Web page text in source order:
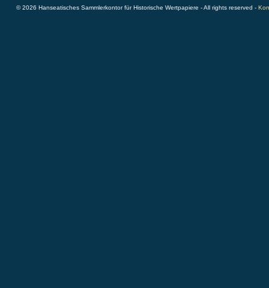
© 2026 Hanseatisches Sammlerkontor für Historische Wertpapiere - All rights reserved -